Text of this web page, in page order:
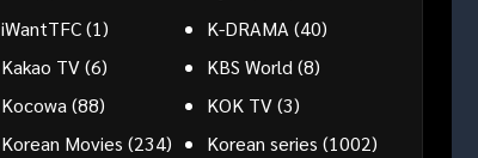
iWantTFC(1) K-DRAMA(40)
Kakao TV(6) KBS World(8)
Kocowa(88) KOK TV(3)
Korean Movies (234) Korean series (1002)